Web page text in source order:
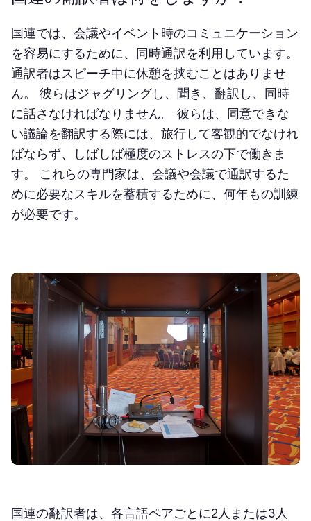
国連では、会議やイベント時のコミュニケーション
を容易にするために、同時通訳を利用しています。
通訳者はスピーチ中に休憩を挟むことはありませ
ん。 彼らはジャグリングし、聞き、翻訳し、同時
に話さなければなりません。 彼らは、同意できな
い議論を翻訳する際には、旅行して客観的でなけれ
ばならず、しばしば極度のストレスの下で働きま
す。 これらの専門家は、会議や会議で通訳するた
めに必要なスキルを蓄積するために、何年もの訓練
が必要です。
国連の翻訳者は、各言語ペアごとに2人または3人